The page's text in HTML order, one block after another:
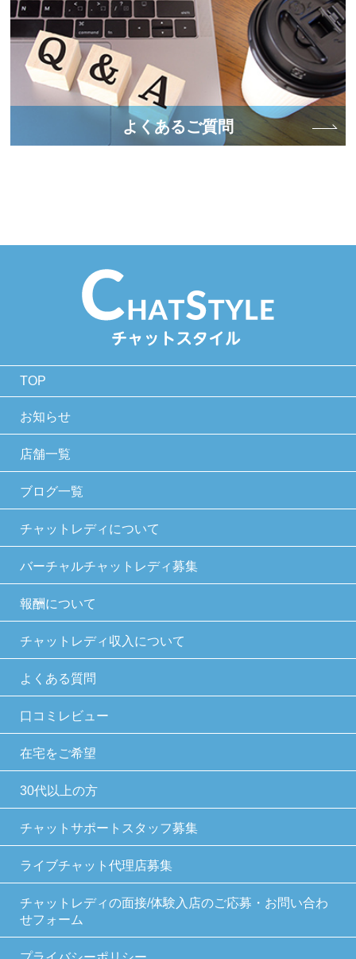
よくあるご質問
TOP
お知らせ
店舗一覧
ブログ一覧
チャットレディについて
バーチャルチャットレディ募集
報酬について
チャットレディ収入について
よくある質問
口コミレビュー
在宅をご希望
30代以上の方
チャットサポートスタッフ募集
ライブチャット代理店募集
チャットレディの面接/体験入店のご応募・お問い合わ
せフォーム